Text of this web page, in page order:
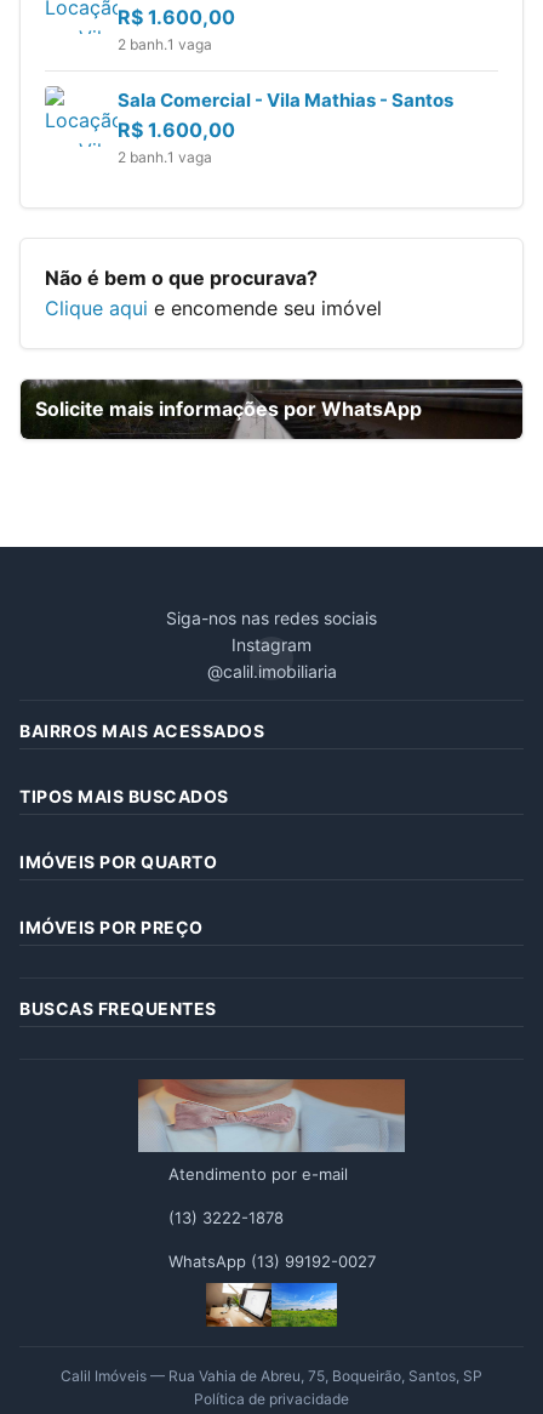
R$ 1.600,00
2 banh.1 vaga
Sala Comercial - Vila Mathias - Santos
R$ 1.600,00
2 banh.1 vaga
Não é bem o que procurava?
Clique aqui e encomende seu imóvel
Solicite mais informações por WhatsApp
Siga-nos nas redes sociais
Instagram
@calil.imobiliaria
BAIRROS MAIS ACESSADOS
TIPOS MAIS BUSCADOS
IMÓVEIS POR QUARTO
IMÓVEIS POR PREÇO
BUSCAS FREQUENTES
Atendimento por e-mail
(13) 3222-1878
WhatsApp (13) 99192-0027
Calil Imóveis — Rua Vahia de Abreu, 75, Boqueirão, Santos, SP
Política de privacidade